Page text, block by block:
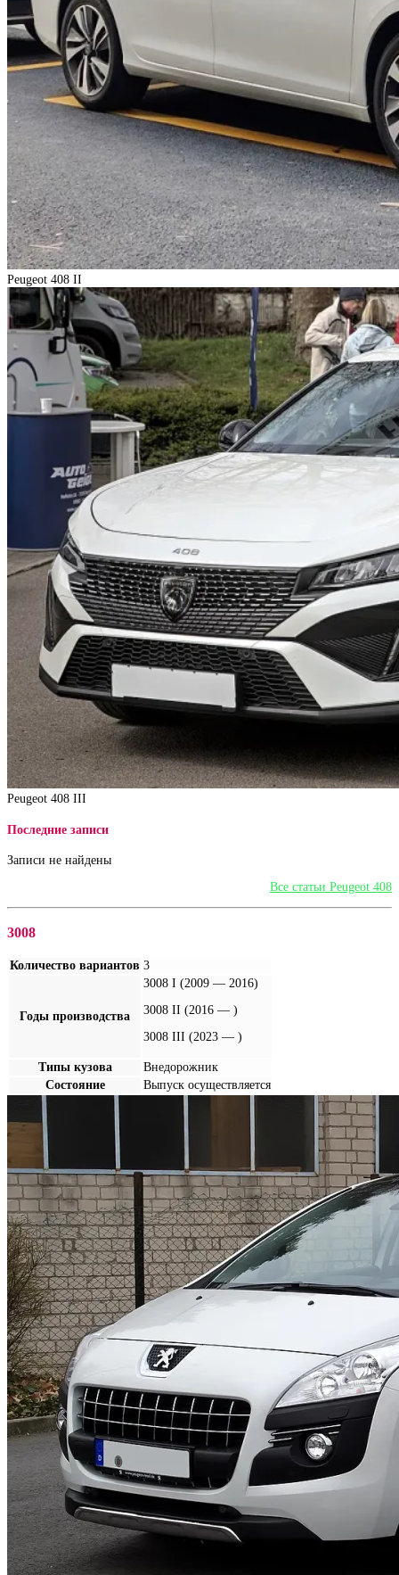
Peugeot 408 II
Peugeot 408 III
Последние записи
Записи не найдены
Все статьи Peugeot 408
3008
Количество вариантов 3
Годы производства
3008 I (2009 — 2016)
3008 II (2016 — )
3008 III (2023 — )
Типы кузова
Внедорожник
Состояние
Выпуск осуществляется